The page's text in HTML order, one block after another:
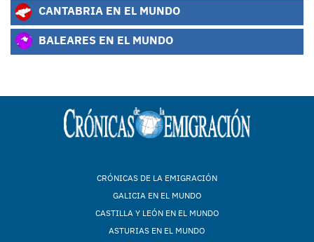
CANTABRIA EN EL MUNDO
BALEARES EN EL MUNDO
CRÓNICAS DE LA EMIGRACIÓN
GALICIA EN EL MUNDO
CASTILLA Y LEÓN EN EL MUNDO
ASTURIAS EN EL MUNDO